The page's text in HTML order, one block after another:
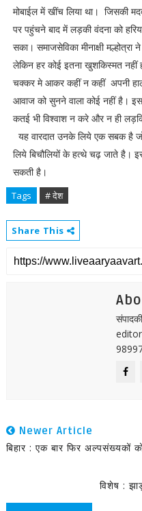
मोबाईल में खींच लिया था। जिसकी
पर पहुंचने बाद में लड़की वंदना को
सका। समाजसेविका मीनाक्षी
लेकिन हर कोई इतना खुशकिस्मत नहीं
चक्कर मे आकर कहीं न कहीं अपनी
आवाज को सुनने वाला कोई नहीं है।
कतई भी विश्वाश न करे और न ही
यह वारदात उनके लिये एक सबक है
लिये बिचौलियों के हत्थे चढ़ जाते है।
सकती है।
Tags # देश
Share This
Newer Article
बिहार : एक बार फिर अल्पसंख्यकों
विशेष :